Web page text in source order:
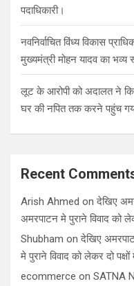
पदाधिकारी।
नवनिर्वाचित विंध्य विकास
मुख्यमंत्री मोहन यादव का भव्य
लूट के आरोपी को अदालत ने
घर की नपित तक करने पहुंच
Recent
Arish Ahmed onदेखिए
अमरपाटन मे पुराने विवाद को
Shubham onदेखिए
मे पुराने विवाद को लेकर दो
ecommerce on SATNA